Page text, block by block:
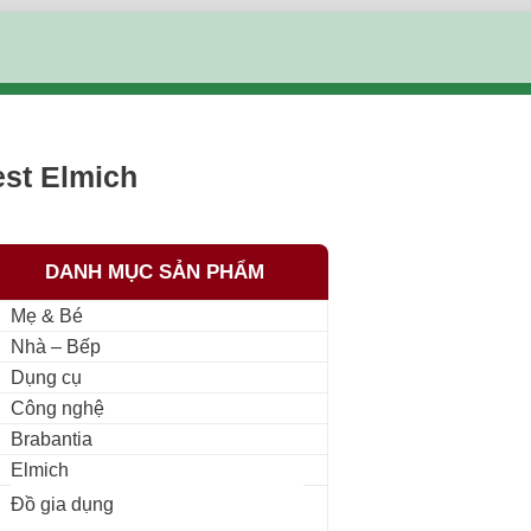
Elmich
DANH MỤC SẢN PHẨM
Mẹ & Bé
Nhà – Bếp
Dụng cụ
Công nghệ
Brabantia
Elmich
Đồ gia dụng